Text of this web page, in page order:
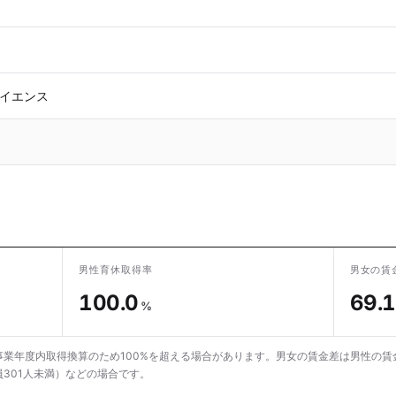
エンス
男性育休取得率
100.0 %
男女の賃
69.1
年度内取得換算のため100%を超える場合があります。男女の賃金差は男性の
人未満）などの場合です。